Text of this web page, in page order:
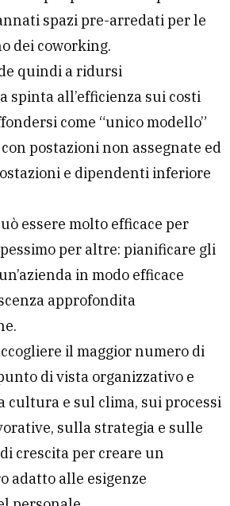
spazi pre-arredati per le
dei coworking.
quindi a ridursi
spinta all’efficienza sui costi
come “unico modello”
postazioni non assegnate ed
e dipendenti inferiore
essere molto efficace per
per altre: pianificare gli
in modo efficace
approfondita
il maggior numero di
di vista organizzativo e
cultura e sul clima, sui processi
sulla strategia e sulle
crescita per creare un
adatto alle esigenze